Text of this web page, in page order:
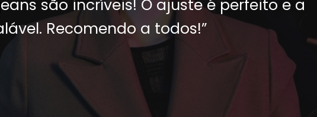
são incríveis! O ajuste é perfeito e a
Recomendo a todos!”